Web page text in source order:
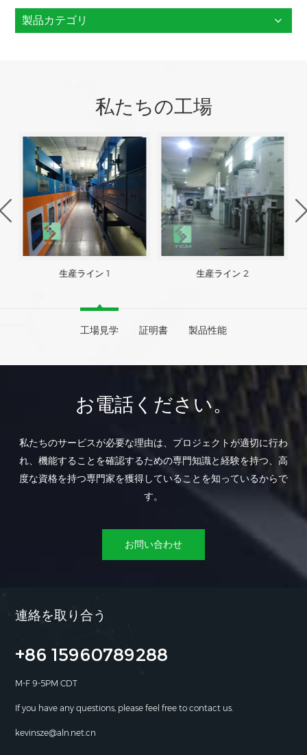
製品カテゴリ
私たちの工場
生産ライン 1 生産ライン 2
工場見学 証明書 製品性能
お電話ください。
私たちのサービスが必要な理由は、プロジェクトが適切に行わ
れ、機能することを確認するための専門知識と経験を持つ、高
度な資格を持つ専門家を獲得していることを知っているからで
す。
お問い合わせ
連絡を取り合う
+86 15960789288
M-F 9-5PM CDT
If you have any questions, please feel free to contact us.
kevinsze@aln.net.cn